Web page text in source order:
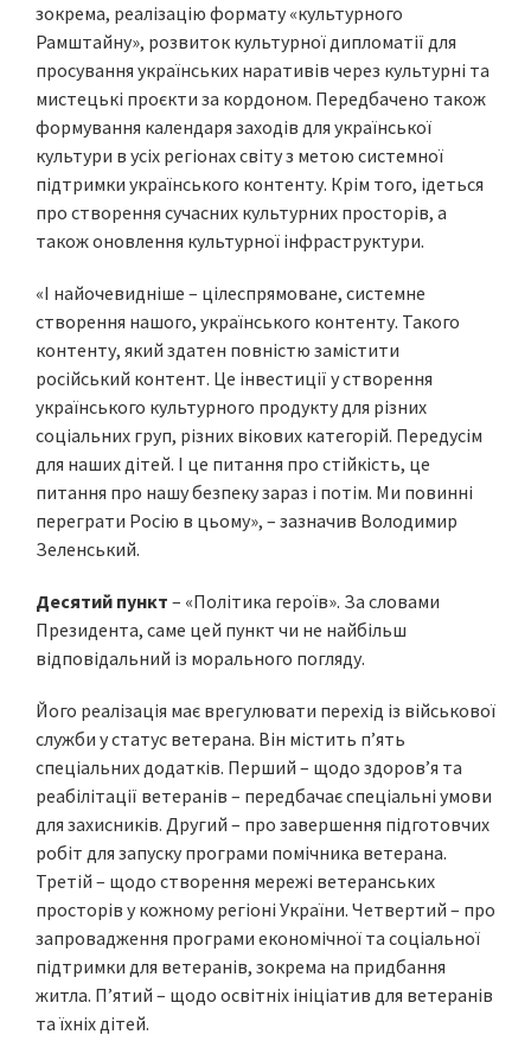
зокрема, реалізацію формату «культурного
Рамштайну», розвиток культурної дипломатії для
просування українських наративів через культурні та
мистецькі проєкти за кордоном. Передбачено також
формування календаря заходів для української
культури в усіх регіонах світу з метою системної
підтримки українського контенту. Крім того, ідеться
про створення сучасних культурних просторів, а
також оновлення культурної інфраструктури.
«І найочевидніше – цілеспрямоване, системне
створення нашого, українського контенту. Такого
контенту, який здатен повністю замістити
російський контент. Це інвестиції у створення
українського культурного продукту для різних
соціальних груп, різних вікових категорій. Передусім
для наших дітей. І це питання про стійкість, це
питання про нашу безпеку зараз і потім. Ми повинні
переграти Росію в цьому», – зазначив Володимир
Зеленський.
Десятий пункт – «Політика героїв». За словами
Президента, саме цей пункт чи не найбільш
відповідальний із морального погляду.
Його реалізація має врегулювати перехід із військової
служби у статус ветерана. Він містить п’ять
спеціальних додатків. Перший – щодо здоров’я та
реабілітації ветеранів – передбачає спеціальні умови
для захисників. Другий – про завершення підготовчих
робіт для запуску програми помічника ветерана.
Третій – щодо створення мережі ветеранських
просторів у кожному регіоні України. Четвертий – про
запровадження програми економічної та соціальної
підтримки для ветеранів, зокрема на придбання
житла. П’ятий – щодо освітніх ініціатив для ветеранів
та їхніх дітей.